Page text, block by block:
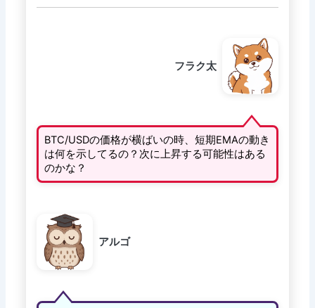
フラク太
BTC/USDの価格が横ばいの時、短期EMAの動き
は何を示してるの？次に上昇する可能性はある
のかな？
アルゴ